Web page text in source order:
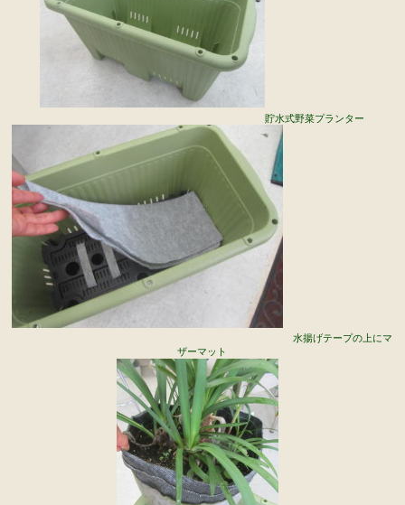
貯水式野菜プランター
水揚げテープの上にマ
ザーマット